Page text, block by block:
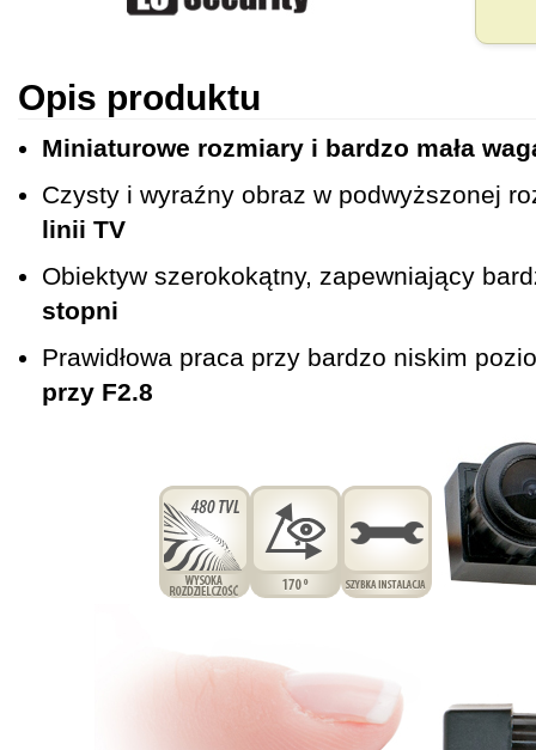
Opis produktu
Miniaturowe rozmiary i bardzo mała
Czysty i wyraźny obraz w podwyższonej
linii TV
Obiektyw szerokokątny, zapewniający
stopni
Prawidłowa praca przy bardzo niskim
przy F2.8